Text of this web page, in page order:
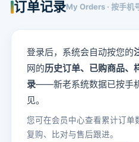
订单记录My Orders · 按手机
登录后，系统会自动按您的
网的历史订单、已购商品、
录——新老系统数据已按手
见。
您可在会员中心查看累计订单
复购、比对与售后跟进。